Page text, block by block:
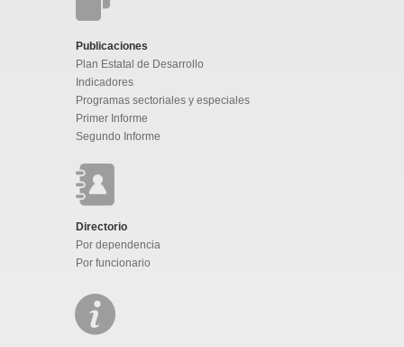
Publicaciones
Plan Estatal de Desarrollo
Indicadores
Programas sectoriales y especiales
Primer Informe
Segundo Informe
Directorio
Por dependencia
Por funcionario